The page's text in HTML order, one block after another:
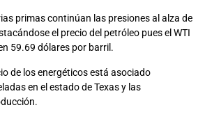
primas continúan las presiones al alza de
el precio del petróleo pues el WTI
59.69 dólares por barril.
de los energéticos está asociado
en el estado de Texas y las